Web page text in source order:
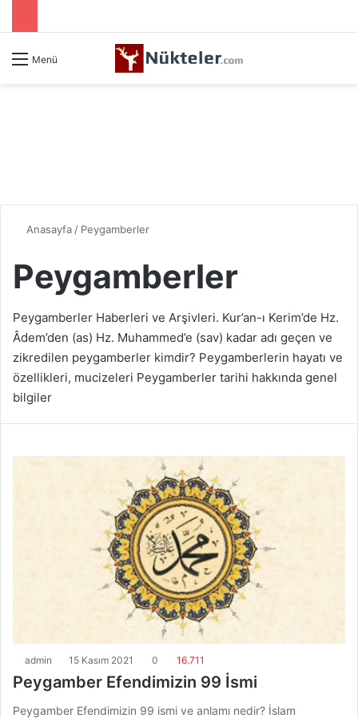
Menü
Anasayfa / Peygamberler
Peygamberler
Peygamberler Haberleri ve Arşivleri. Kur’an-ı Kerim’de Hz.
Âdem’den (as) Hz. Muhammed’e (sav) kadar adı geçen ve
zikredilen peygamberler kimdir? Peygamberlerin hayatı ve
özellikleri, mucizeleri Peygamberler tarihi hakkında genel
bilgiler
admin 15 Kasım 2021 0 16.711
Peygamber Efendimizin 99 İsmi
Peygamber Efendimizin 99 ismi ve anlamı nedir? İslam